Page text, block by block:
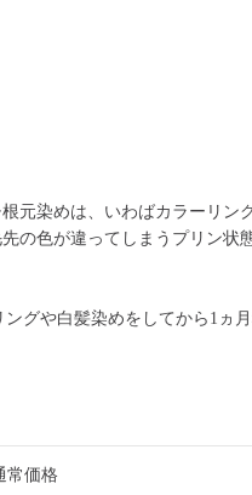
元染めは、いわばカラーリン
の色が違ってしまうプリン状
グや白髪染めをしてから1ヵ
常価格